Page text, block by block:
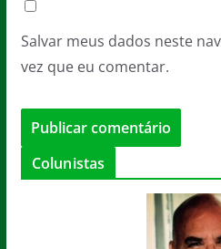
Salvar meus dados neste
vez que eu comentar.
Colunistas